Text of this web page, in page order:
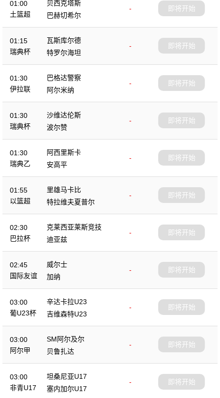
01:00
土篮超
贝西克塔斯
-
巴赫切希尔
即将开始
01:15
瑞典杯
瓦斯库尔德
-
特罗尔海坦
即将开始
01:30
伊拉联
巴格达警察
-
阿尔米纳
即将开始
01:30
瑞典杯
沙维达伦斯
-
波尔赞
即将开始
01:30
瑞典乙
阿西里斯卡
-
安高平
即将开始
01:55
以篮超
里雄马卡比
-
特拉维夫夏普尔
即将开始
02:30
巴拉杯
克莱西亚莱斯竞技
-
迪亚兹
即将开始
02:45
国际友谊
威尔士
-
加纳
即将开始
03:00
葡U23杯
辛达卡拉U23
-
吉维森特U23
即将开始
03:00
阿尔甲
SM阿尔及尔
-
贝鲁扎达
即将开始
03:00
非青U17
坦桑尼亚U17
-
塞内加尔U17
即将开始